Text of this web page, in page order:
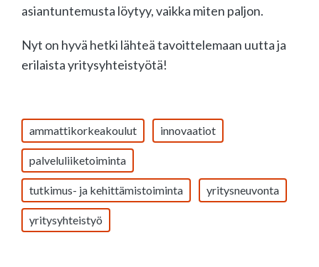
asiantuntemusta löytyy, vaikka miten paljon.
Nyt on hyvä hetki lähteä tavoittelemaan uutta ja
erilaista yritysyhteistyötä!
ammattikorkeakoulut innovaatiot
palveluliiketoiminta
tutkimus- ja kehittämistoiminta yritysneuvonta
yritysyhteistyö